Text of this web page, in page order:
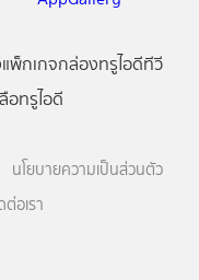
แพ็กเกจกล่องทรูไอดีทีวี
อทรูไอดี
นโยบายความเป็นส่วนตัว
อเรา